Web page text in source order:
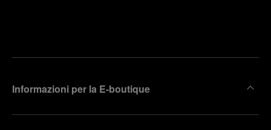
Informazioni per la E-boutique